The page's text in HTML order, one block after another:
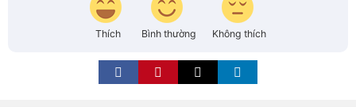
Thích Bình thường Không thích